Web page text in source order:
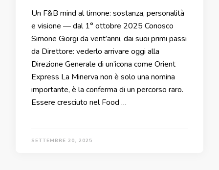
Un F&B mind al timone: sostanza, personalità
e visione — dal 1° ottobre 2025 Conosco
Simone Giorgi da vent’anni, dai suoi primi passi
da Direttore: vederlo arrivare oggi alla
Direzione Generale di un’icona come Orient
Express La Minerva non è solo una nomina
importante, è la conferma di un percorso raro.
Essere cresciuto nel Food …
SETTEMBRE 20, 2025